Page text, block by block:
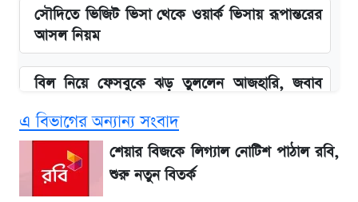
সৌদিতে ভিজিট ভিসা থেকে ওয়ার্ক ভিসায় রূপান্তরের
আসল নিয়ম
বিল নিয়ে ফেসবুকে ঝড় তুললেন আজহারি, জবাব
বাংলাদেশ নিয়ে যা বললেন সজীব ওয়াজেদ জয়
এ বিভাগের অন্যান্য সংবাদ
শেয়ার বিজকে লিগ্যাল নোটিশ পাঠাল রবি,
শুরু নতুন বিতর্ক